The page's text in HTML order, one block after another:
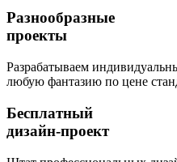
Разнообразные
проекты
Разрабатываем
любую фантазию по цене
Бесплатный
дизайн-проект